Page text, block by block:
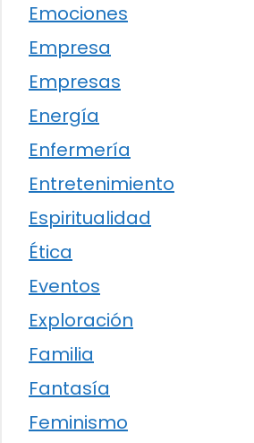
Emociones
Empresa
Empresas
Energía
Enfermería
Entretenimiento
Espiritualidad
Ética
Eventos
Exploración
Familia
Fantasía
Feminismo